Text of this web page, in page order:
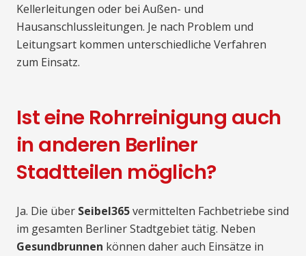
Kellerleitungen oder bei Außen- und
Hausanschlussleitungen. Je nach Problem und
Leitungsart kommen unterschiedliche Verfahren
zum Einsatz.
Ist eine Rohrreinigung auch
in anderen Berliner
Stadtteilen möglich?
Ja. Die über Seibel365vermittelten Fachbetriebe sind
im gesamten Berliner Stadtgebiet tätig. Neben
Gesundbrunnen können daher auch Einsätze in